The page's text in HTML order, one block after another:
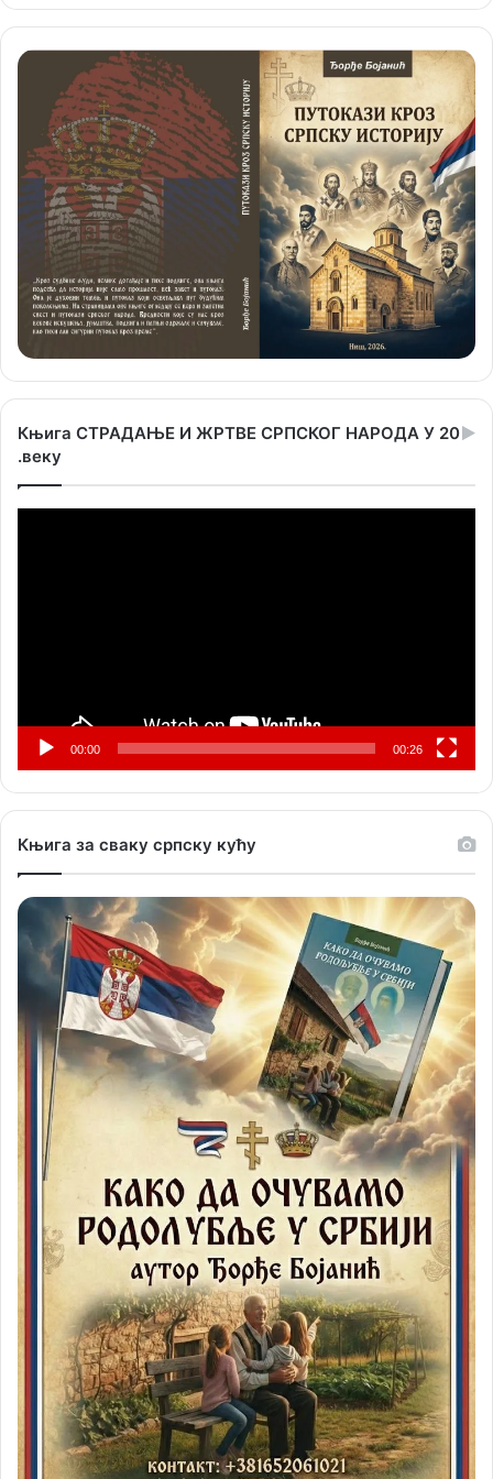
Књига СТРАДАЊЕ И ЖРТВЕ СРПСКОГ НАРОДА У 20
.веку
00:00 00:26
Књига за сваку српску кућу